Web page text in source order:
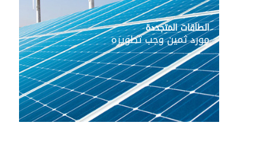
المزيد...
الطاقات المتجددة
مورد ثمين وجب تطويره